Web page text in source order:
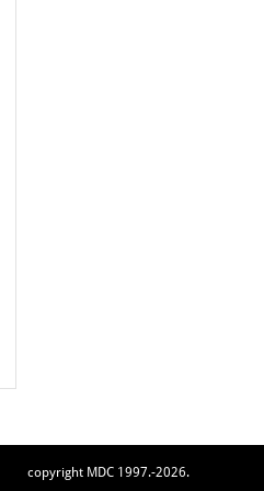
copyright MDC 1997.-2026.